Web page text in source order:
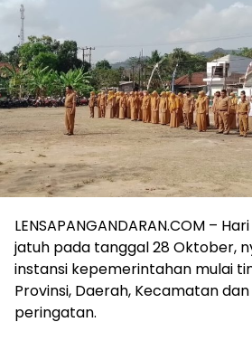
LENSAPANGANDARAN.COM –
jatuh pada tanggal 28 Oktober,
instansi kepemerintahan mulai
Provinsi, Daerah, Kecamatan
peringatan.